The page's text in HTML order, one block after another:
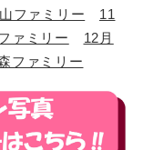
ファミリー
11
ァミリー
12月
ファミリー